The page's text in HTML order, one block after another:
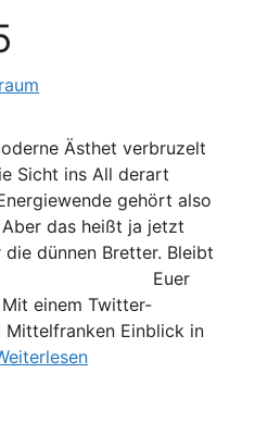
Ästhet verbruzelt
Sicht ins All derart
gehört also
das heißt ja jetzt
die dünnen Bretter. Bleibt
Euer
einem Twitter-
Einblick in